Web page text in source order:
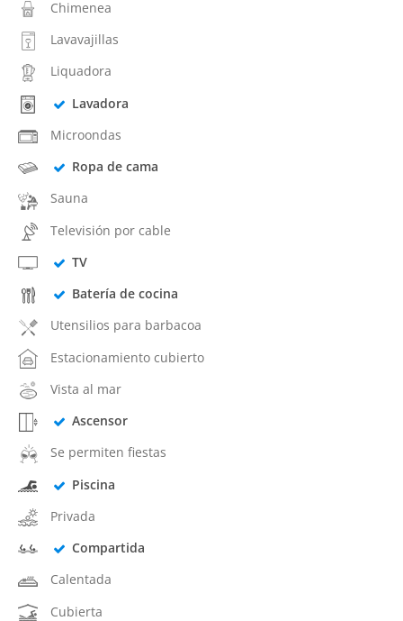
Chimenea
Lavavajillas
Liquadora
Lavadora
Microondas
Ropa de cama
Sauna
Televisión por cable
TV
Batería de cocina
Utensilios para barbacoa
Estacionamiento cubierto
Vista al mar
Ascensor
Se permiten fiestas
Piscina
Privada
Compartida
Calentada
Cubierta